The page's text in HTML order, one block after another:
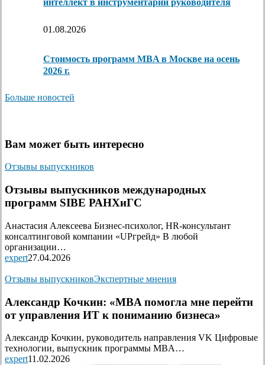
интеллект в инструментарии руководителя
01.08.2026
Стоимость программ MBA в Москве на осень
2026 г.
Больше новостей
Вам может быть интересно
Отзывы выпускников
Отзывы выпускников международных
программ SIBE РАНХиГС
Анастасия Алексеева Бизнес-психолог, HR-консультант
консалтинговой компании «UPгрейд» В любой
организации…
expert27.04.2026
Отзывы выпускниковЭкспертные мнения
Александр Кочкин: «MBA помогла мне перейти
от управления ИТ к пониманию бизнеса»
Александр Кочкин, руководитель направления VK Цифровые
технологии, выпускник программы MBA…
expert11.02.2026